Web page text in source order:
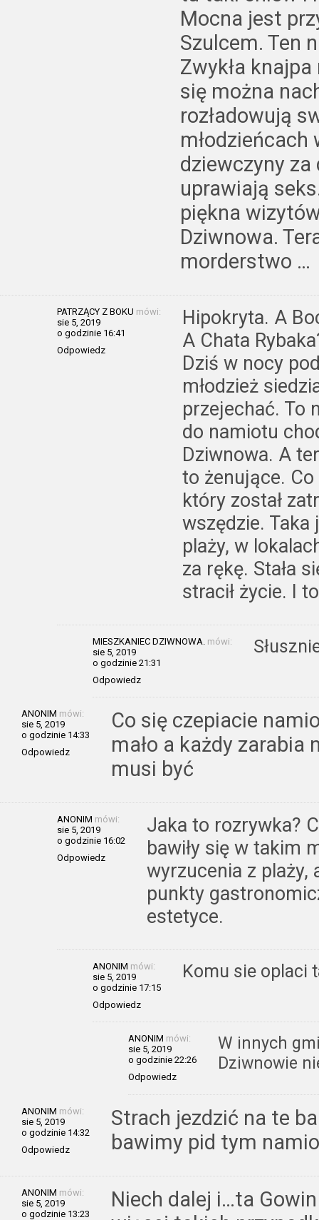
Mocna jest
Szulcem. Ten
Zwykła
się można
rozładowują
dziewczyny za
uprawiają
piękna
Dziwnowa.
morderstwo …
PATRZĄCY Z BOKU mówi:
sie 5, 2019
o godzinie 16:41
Odpowiedz
Hipokryta. A
A Chata
Dziś w nocy
młodzież
przejechać. To
do namiotu
Dziwnowa. A
to żenujące. Co
który został
wszędzie. Taka
plaży, w
za rękę. Stała
stracił życie. I
MIESZKANIEC DZIWNOWA. mówi:
sie 5, 2019
o godzinie 21:31
Odpowiedz
ANONIM mówi:
sie 5, 2019
o godzinie 14:33
Odpowiedz
Co się czepiacie
mało a każdy zarabia
musi być
ANONIM mówi:
sie 5, 2019
o godzinie 16:02
Odpowiedz
Jaka to rozrywka?
bawiły się w takim
wyrzucenia z plaży,
punkty
estetyce.
ANONIM mówi:
sie 5, 2019
o godzinie 17:15
Odpowiedz
Komu sie oplaci
ANONIM mówi:
sie 5, 2019
o godzinie 22:26
Odpowiedz
W innych
Dziwnowie
ANONIM mówi:
sie 5, 2019
o godzinie 14:32
Odpowiedz
Strach jezdzić na te
bawimy pid tym
ANONIM mówi:
sie 5, 2019
o godzinie 13:23
Niech dalej i…ta